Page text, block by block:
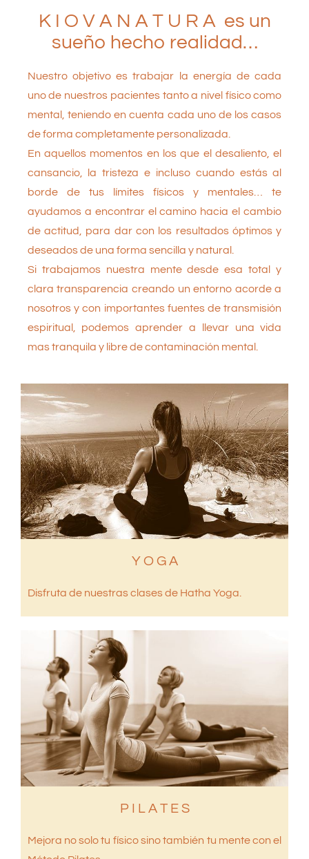
K I O V A N A T U R A es un
sueño hecho realidad…
Nuestro objetivo es trabajar la energía de cada
uno de nuestros pacientes tanto a nivel físico como
mental, teniendo en cuenta cada uno de los casos
de forma completamente personalizada.
En aquellos momentos en los que el desaliento, el
cansancio, la tristeza e incluso cuando estás al
borde de tus límites físicos y mentales… te
ayudamos a encontrar el camino hacia el cambio
de actitud, para dar con los resultados óptimos y
deseados de una forma sencilla y natural.
Si trabajamos nuestra mente desde esa total y
clara transparencia creando un entorno acorde a
nosotros y con importantes fuentes de transmisión
espiritual, podemos aprender a llevar una vida
mas tranquila y libre de contaminación mental.
Y O G A
Disfruta de nuestras clases de Hatha Yoga.
P I L A T E S
Mejora no solo tu físico sino también tu mente con el